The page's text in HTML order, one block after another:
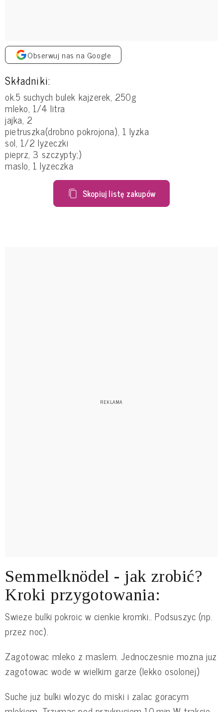
Obserwuj nas na Google
Składniki:
ok.5 suchych bulek kajzerek, 250g
mleko, 1/4 litra
jajka, 2
pietruszka(drobno pokrojona), 1 lyzka
sol, 1/2 lyzeczki
pieprz, 3 szczypty;)
maslo, 1 lyzeczka
Skopiuj listę zakupów
Semmelknödel - jak zrobić?
Kroki przygotowania:
Swieze bulki pokroic w cienkie kromki.. Podsuszyc (np.
przez noc).
Zagotowac mleko z maslem. Jednoczesnie mozna juz
zagotowac wode w wielkim garze (lekko osolonej)
Suche juz bulki wlozyc do miski i zalac goracym